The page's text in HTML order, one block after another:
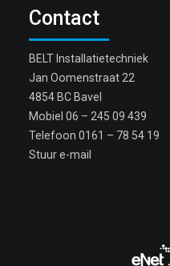
Contact
BELT Installatietechniek
Jan Oomenstraat 22
4854 BC Bavel
Mobiel 06 – 245 09 439
Telefoon 0161 – 78 54 19
Stuur e-mail